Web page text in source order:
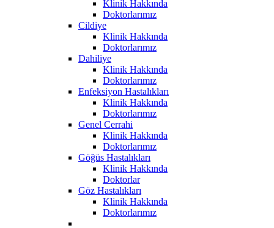
Klinik Hakkında
Doktorlarımız
Cildiye
Klinik Hakkında
Doktorlarımız
Dahiliye
Klinik Hakkında
Doktorlarımız
Enfeksiyon Hastalıkları
Klinik Hakkında
Doktorlarımız
Genel Cerrahi
Klinik Hakkında
Doktorlarımız
Göğüs Hastalıkları
Klinik Hakkında
Doktorlar
Göz Hastalıkları
Klinik Hakkında
Doktorlarımız